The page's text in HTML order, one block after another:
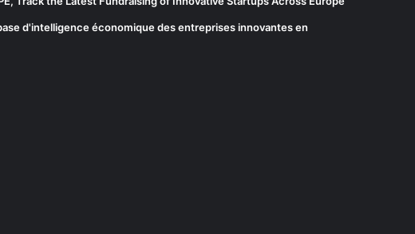
d'intelligence économique des entreprises innovantes en